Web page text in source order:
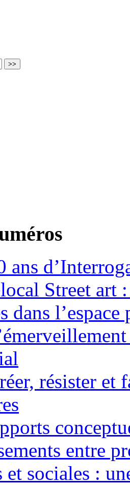
ans
Street art
dans l’espace
résister et
entre
et sociales :